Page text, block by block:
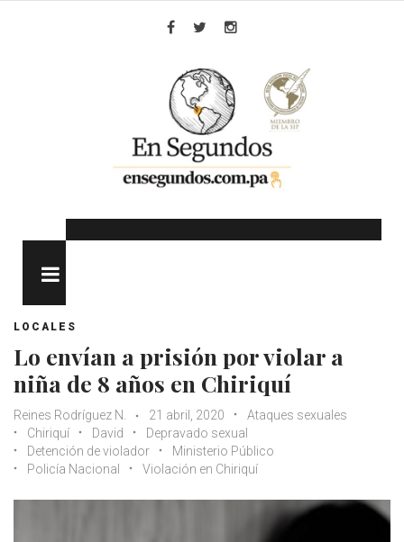
LOCALES
Lo envían a prisión por violar a
niña de 8 años en Chiriquí
Reines Rodríguez N. 21 abril, 2020
Ataques sexuales
Chiriquí
David
Depravado sexual
Detención de violador
Ministerio Público
Policía Nacional
Violación en Chiriquí